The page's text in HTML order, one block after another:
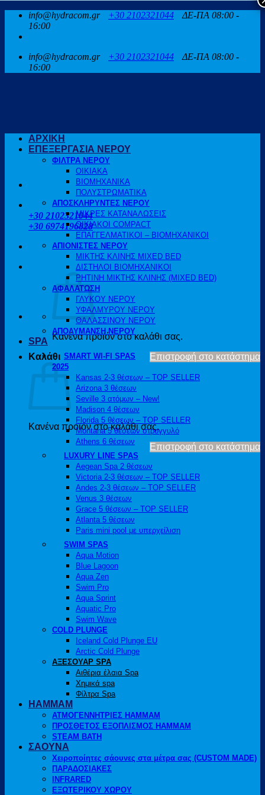
Μετάβαση
περιεχόμενο
info@hydracom.gr +30 2102321044
ΔΕ-ΠΑ 08:00 -
16:00
info@hydracom.gr +30 2102321044
ΔΕ-ΠΑ 08:00 -
16:00
ΚΑΛΕΣΤΕ ΜΑΣ
+30 2102321044
+30 6974196828
Κανένα προϊόν στο καλάθι σας.
Επιστροφή στο κατάστημα
Καλάθι
Κανένα προϊόν στο καλάθι σας.
Επιστροφή στο κατάστημα
ΑΡΧΙΚΗ
ΕΠΕΞΕΡΓΑΣΙΑ ΝΕΡΟΥ
ΦΙΛΤΡΑ ΝΕΡΟΥ
ΟΙΚΙΑΚΑ
ΒΙΟΜΗΧΑΝΙΚΑ
ΠΟΛΥΣΤΡΩΜΑΤΙΚΑ
ΑΠΟΣΚΛΗΡΥΝΤΕΣ ΝΕΡΟΥ
ΜΙΚΡΕΣ ΚΑΤΑΝΑΛΩΣΕΙΣ
ΟΙΚΙΑΚΟΙ COMPACT
ΕΠΑΓΓΕΛΜΑΤΙΚΟΙ – ΒΙΟΜΗΧΑΝΙΚΟΙ
ΑΠΙΟΝΙΣΤΕΣ ΝΕΡΟΥ
ΜΙΚΤΗΣ ΚΛΙΝΗΣ MIXED BED
ΔΙΣΤΗΛΟΙ ΒΙΟΜΗΧΑΝΙΚΟΙ
ΡΗΤΙΝΗ ΜΙΚΤΗΣ ΚΛΙΝΗΣ (MIXED BED)
ΑΦΑΛΑΤΩΣΗ
ΓΛΥΚΟΥ ΝΕΡΟΥ
ΥΦΑΛΜΥΡΟΥ ΝΕΡΟΥ
ΘΑΛΑΣΣΙΝΟΥ ΝΕΡΟΥ
ΑΠΟΛΥΜΑΝΣΗ ΝΕΡΟΥ
SPA
SMART WI-FI SPAS
2025
Kansas 2-3 θέσεων – TOP SELLER
Arizona 3 θέσεων
Seville 3 ατόμων – New!
Madison 4 θέσεων
Florida 5 θέσεων – TOP SELLER
Montana 5 θέσεων στρογγυλό
Athens 6 θέσεων
LUXURY LINE SPAS
Aegean Spa 2 θέσεων
Victoria 2-3 θέσεων – TOP SELLER
Andes 2-3 θέσεων – TOP SELLER
Venus 3 θέσεων
Grace 5 θέσεων – TOP SELLER
Atlanta 5 θέσεων
Paris mini pool με υπερχείλιση
SWIM SPAS
Aqua Motion
Blue Lagoon
Aqua Zen
Swim Pro
Aqua Sprint
Aquatic Pro
Swim Wave
COLD PLUNGE
Iceland Cold Plunge EU
Arctic Cold Plunge
ΑΞΕΣΟΥΑΡ SPA
Αιθέρια έλαια Spa
Χημικά spa
Φίλτρα Spa
HAMMAM
ΑΤΜΟΓΕΝΝΗΤΡΙΕΣ HAMMAM
ΠΡΟΣΘΕΤΟΣ ΕΞΟΠΛΙΣΜΟΣ HAMMAM
STEAM BATH
ΣΑΟΥΝΑ
Χειροποίητες σάουνες στα μέτρα σας (CUSTOM MADE)
ΠΑΡΑΔΟΣΙΑΚΕΣ
INFRARED
ΕΞΩΤΕΡΙΚΟΥ ΧΩΡΟΥ